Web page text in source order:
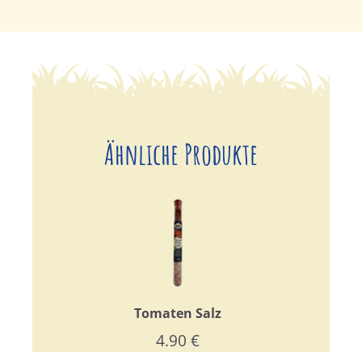
Ähnliche Produkte
Tomaten Salz
4.90 €